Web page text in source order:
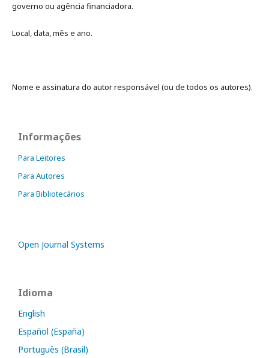
governo ou agência financiadora.
Local, data, mês e ano.
Nome e assinatura do autor responsável (ou de todos os autores).
Informações
Para Leitores
Para Autores
Para Bibliotecários
Open Journal Systems
Idioma
English
Español (España)
Português (Brasil)